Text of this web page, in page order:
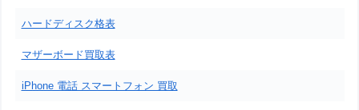
ハードディスク格表
マザーボード買取表
iPhone 電話 スマートフォン 買取